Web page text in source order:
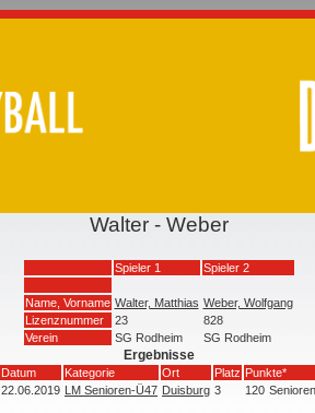
Walter - Weber
Spieler 1 Spieler 2
Name, Vorname Walter, Matthias Weber, Wolfgang
Lizenznummer
23
828
Verein
SG Rodheim SG Rodheim
Ergebnisse
Datum Kategorie Ort Platz Punkte*
22.06.2019 LM Senioren-Ü47 Duisburg 3 120 Senioren